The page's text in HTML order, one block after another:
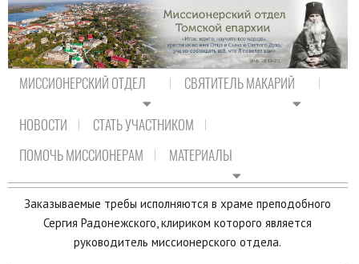
МИССИОНЕРСКИЙ ОТДЕЛ СВЯТИТЕЛЬ МАКАРИЙ
НОВОСТИ
СТАТЬ УЧАСТНИКОМ
ПОМОЧЬ МИССИОНЕРАМ
МАТЕРИАЛЫ
ПОДАТЬ ЗАПИСКУ
Заказываемые требы исполняются в храме преподобного
Сергия Радонежского, клириком которого является
руководитель миссионерского отдела.